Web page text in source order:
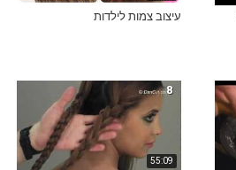
עיצוב צמות לילדות
55:09
8